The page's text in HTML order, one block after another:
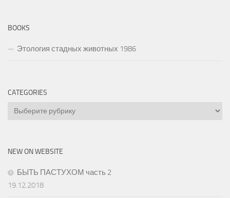
BOOKS
Этология стадных животных 1986
CATEGORIES
Categories
NEW ON WEBSITE
БЫТЬ ПАСТУХОМ часть 2
19.12.2018